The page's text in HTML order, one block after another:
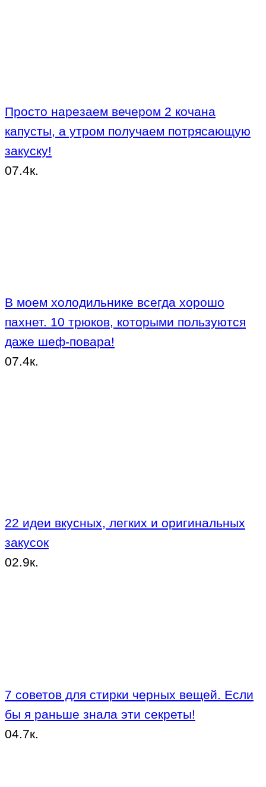
Просто нарезаем вечером 2 кочана
капусты, а утром получаем потрясающую
закуску!
07.4к.
В моем холодильнике всегда хорошо
пахнет. 10 трюков, которыми пользуются
даже шеф-повара!
07.4к.
22 идеи вкусных, легких и оригинальных
закусок
02.9к.
7 советов для стирки черных вещей. Если
бы я раньше знала эти секреты!
04.7к.